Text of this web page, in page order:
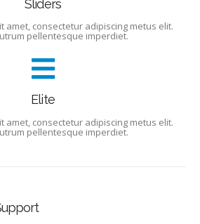
Sliders
amet, consectetur adipiscing metus elit.
pellentesque imperdiet.
Elite
amet, consectetur adipiscing metus elit.
pellentesque imperdiet.